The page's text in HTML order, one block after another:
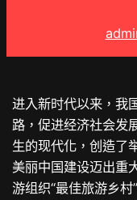
进入新时代以来，我
路，促进经济社会发
生的现代化，创造了
美丽中国建设迈出重
游组织“最佳旅游乡